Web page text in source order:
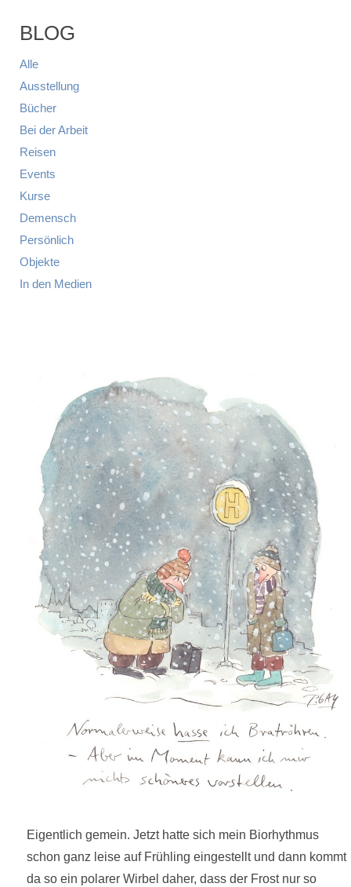
BLOG
Alle
Ausstellung
Bücher
Bei der Arbeit
Reisen
Events
Kurse
Demensch
Persönlich
Objekte
In den Medien
Eigentlich gemein. Jetzt hatte sich mein Biorhythmus
schon ganz leise auf Frühling eingestellt und dann kommt
da so ein polarer Wirbel daher, dass der Frost nur so